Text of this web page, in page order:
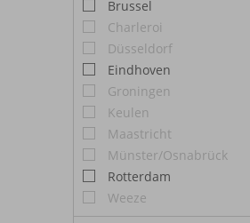
Brussel
Charleroi
Düsseldorf
Eindhoven
Groningen
Keulen
Maastricht
Münster/Osnabrück
Rotterdam
Weeze